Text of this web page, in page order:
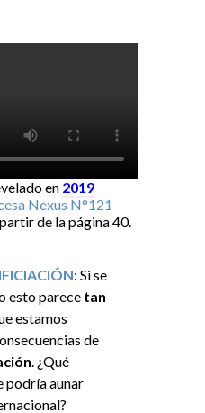
en 2019
Nexus N°121
de la página 40.
: Si se
esto parece tan
estamos
de
. ¿Qué
podría aunar